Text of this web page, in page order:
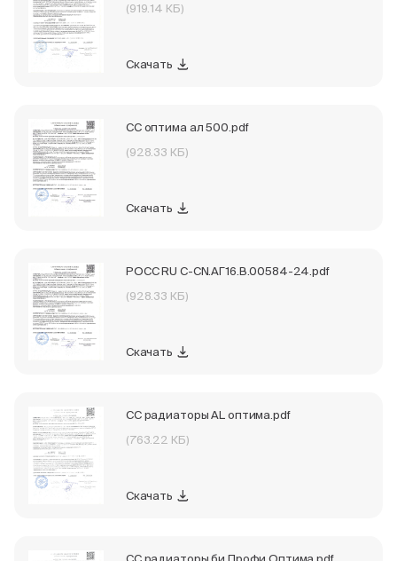
(919.14 КБ)
Скачать
СС оптима ал 500.pdf
(928.33 КБ)
Скачать
РОСС RU С-CN.АГ16.В.00584-24.pdf
(928.33 КБ)
Скачать
СС радиаторы AL оптима.pdf
(763.22 КБ)
Скачать